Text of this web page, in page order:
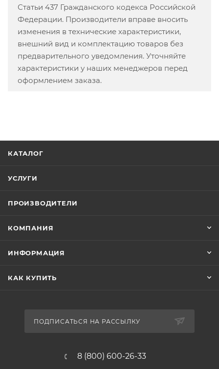
Статьи 437 Гражданского кодекса Российской
Федерации. Производители вправе вносить
изменения в технические характеристики,
внешний вид и комплектацию товаров без
предварительного уведомления. Уточняйте
характеристики у наших менеджеров перед
оформлением заказа.
КАТАЛОГ
УСЛУГИ
ПРОИЗВОДИТЕЛИ
КОМПАНИЯ
ИНФОРМАЦИЯ
КАК КУПИТЬ
ПОДПИСАТЬСЯ НА РАССЫЛКУ
8 (800) 600-26-33